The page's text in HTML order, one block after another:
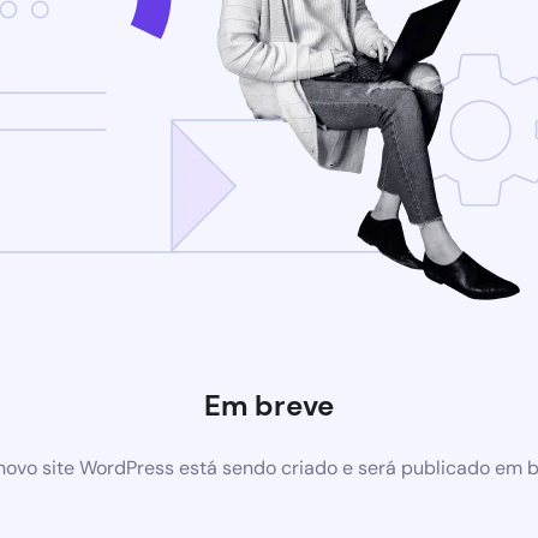
Em breve
site WordPress está sendo criado e será publicado em